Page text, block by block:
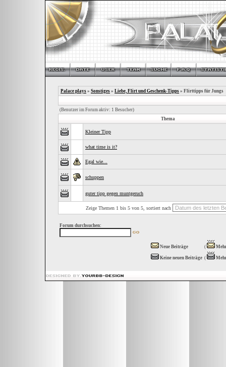
Palace plays » Sonstiges » Liebe, Flirt und Geschenk-Tipps » Flirttipps für Jungs
(Benutzer im Forum aktiv: 1 Besucher)
Thema
Kleiner Tipp
what time is it?
Egal wie...
schuppen
guter tipp gegen muntgeruch
Zeige Themen 1 bis 5 von 5, sortiert nach
Forum durchsuchen:
Neue Beiträge (
Keine neuen Beiträge (